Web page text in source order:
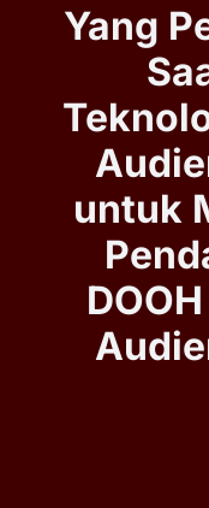
Yang
untuk